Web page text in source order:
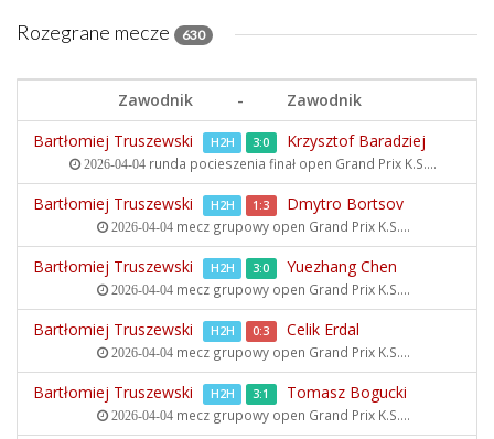
Rozegrane mecze 630
Zawodnik -
Zawodnik
Bartłomiej Truszewski
H2H 3:0 Krzysztof Baradziej
2026-04-04 runda pocieszenia finał open Grand Prix K.S....
Bartłomiej Truszewski H2H 1:3 Dmytro Bortsov
2026-04-04mecz grupowy open Grand Prix K.S....
Bartłomiej Truszewski H2H 3:0 Yuezhang Chen
2026-04-04mecz grupowy open Grand Prix K.S....
Bartłomiej Truszewski H2H 0:3 Celik Erdal
2026-04-04mecz grupowy open Grand Prix K.S....
Bartłomiej Truszewski H2H 3:1 Tomasz Bogucki
2026-04-04mecz grupowy open Grand Prix K.S....